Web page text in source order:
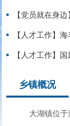
【党员就在身边】
【人才工作】海丰县
【人才工作】国风雅韵润镇村 青春
乡镇概况
大湖镇位